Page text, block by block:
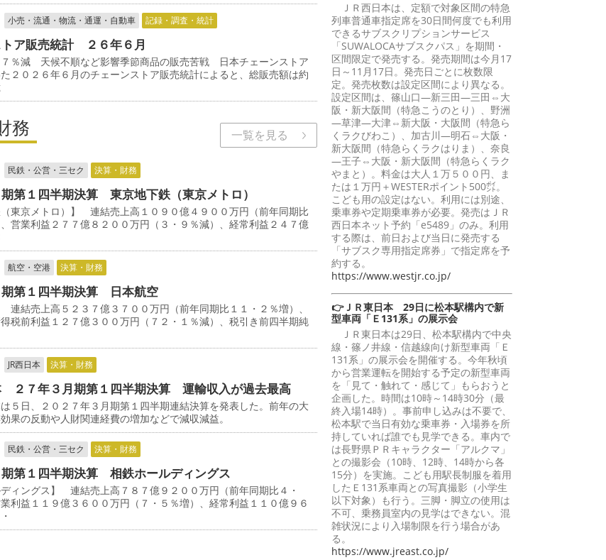
小売・流通・物流・通運・自動車 記録・調査・統計
ア販売統計 ２６年６月
７％減 天候不順など影響季節商品の販売苦戦 日本チェーンストア
２０２６年６月のチェーンストア販売統計によると、総販売額は約
務 一覧を見る
民鉄・公営・三セク 決算・財務
第１四半期決算 東京地下鉄（東京メトロ）
（東京メトロ）】 連結売上高１０９０億４９００万円（前年同期比
営業利益２７７億８２００万円（３・９％減）、経常利益２４７億
航空・空港 決算・財務
期第１四半期決算 日本航空
連結売上高５２３７億３７００万円（前年同期比１１・２％増）、
税前利益１２７億３００万円（７２・１％減）、税引き前四半期純
JR西日本 決算・財務
２７年３月期第１四半期決算 運輸収入が過去最高
５日、２０２７年３月期第１四半期連結決算を発表した。前年の大
果の反動や人財関連経費の増加などで減収減益。
民鉄・公営・三セク 決算・財務
期第１四半期決算 相鉄ホールディングス
ディングス】 連結売上高７８７億９２００万円（前年同期比４・
利益１１９億３６００万円（７・５％増）、経常利益１１０億９６
ＪＲ西日本は、定額で対象区間の特急
列車普通車指定席を30日間何度でも利用
できるサブスクリプションサービス
「SUWALOCAサブスクパス」を期間・
区間限定で発売する。発売期間は今月17
日～11月17日。発売日ごとに枚数限
定。発売枚数は設定区間により異なる。
設定区間は、篠山口―新三田―三田⇔大
阪・新大阪間（特急こうのとり）、野洲
―草津―大津⇔新大阪・大阪間（特急ら
くラクびわこ）、加古川―明石⇔大阪・
新大阪間（特急らくラクはりま）、奈良
―王子⇔大阪・新大阪間（特急らくラク
やまと）。料金は大人１万５００円、ま
たは１万円＋WESTERポイント500㌽。
こども用の設定はない。利用には別途、
乗車券や定期乗車券が必要。発売はＪＲ
西日本ネット予約「e5489」のみ。利用
する際は、前日および当日に発売する
「サブスク専用指定席券」で指定席を予
約する。
https://www.westjr.co.jp/
👉ＪＲ東日本 29日に松本駅構内で新
型車両「Ｅ131系」の展示会
ＪＲ東日本は29日、松本駅構内で中央
線・篠ノ井線・信越線向け新型車両「Ｅ
131系」の展示会を開催する。今年秋頃
から営業運転を開始する予定の新型車両
を「見て・触れて・感じて」もらおうと
企画した。時間は10時～14時30分（最
終入場14時）。事前申し込みは不要で、
松本駅で当日有効な乗車券・入場券を所
持していれば誰でも見学できる。車内で
は長野県ＰＲキャラクター「アルクマ」
との撮影会（10時、12時、14時から各
15分）を実施。こども用駅長制服を着用
したＥ131系車両との写真撮影（小学生
以下対象）も行う。三脚・脚立の使用は
不可、乗務員室内の見学はできない。混
雑状況により入場制限を行う場合があ
る。
https://www.jreast.co.jp/